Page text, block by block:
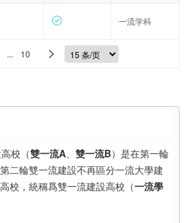
一流学科
... 10 
校（雙一流A、 雙一流B）是在第一輪
二輪雙一流建設不再區分一流大學建
校，統稱爲雙一流建設高校（一流學